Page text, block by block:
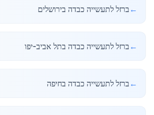
← ברזל לתעשייה כבדה בירושלים
← ברזל לתעשייה כבדה בתל אביב-יפו
← ברזל לתעשייה כבדה בחיפה